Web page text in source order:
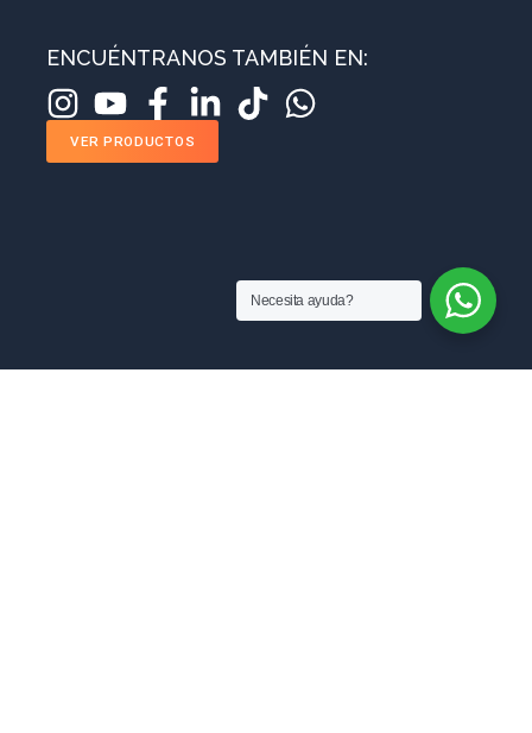
ENCUÉNTRANOS TAMBIÉN EN:
VER PRODUCTOS
MANUFACTURAS RAM SAS
Necesita ayuda?